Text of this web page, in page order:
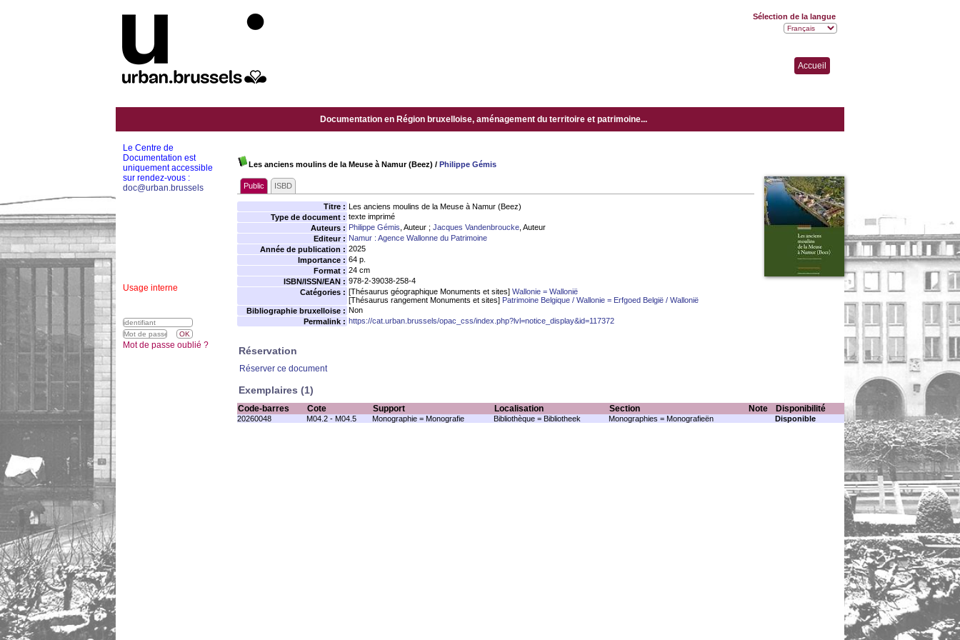
Accueil
Documentation en Région bruxelloise, aménagement du territoire et patrimoine...
Les anciens moulins de la Meuse à Namur (Beez) / Philippe Gémis
Public ISBD
Titre : Les anciens moulins de la Meuse à Namur (Beez)
Type de document : texte imprimé
Auteurs : Philippe Gémis , Auteur ; Jacques Vandenbroucke , Auteur
Editeur : Namur : Agence Wallonne du Patrimoine
Année de publication : 2025
Importance : 64 p.
Format : 24 cm
ISBN/ISSN/EAN : 978-2-39038-258-4
Catégories : [Thésaurus géographique Monuments et sites] Wallonie = Wallonië
[Thésaurus rangement Monuments et sites] Patrimoine Belgique / Wallonie = Erfgoed België / Wallonië
Bibliographie bruxelloise : Non
Permalink : https://cat.urban.brussels/opac_css/index.php?lvl=notice_display&id=117372
Réservation
Réserver ce document
Exemplaires (1)
Code-barres Cote Support Localisation Section Note Disponibilité
20260048 M04.2 - M04.5 Monographie = Monografie Bibliothèque = Bibliotheek Monographies = Monografieën Disponible
Le Centre de
Documentation est
uniquement accessible
sur rendez-vous :
doc@urban.brussels
Usage interne
Sélection de la langue
Mot de passe oublié ?